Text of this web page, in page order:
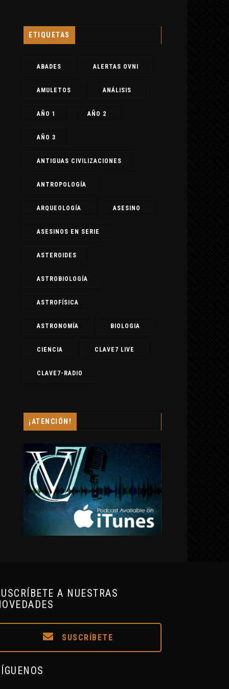
ETIQUETAS
ABADES ALERTAS OVNI
AMULETOS ANÁLISIS
AÑO 1 AÑO 2
AÑO 3
ANTIGUAS CIVILIZACIONES
ANTROPOLOGÍA
ARQUEOLOGÍA ASESINO
ASESINOS EN SERIE
ASTEROIDES
ASTROBIOLOGÍA
ASTROFÍSICA
ASTRONOMÍA BIOLOGIA
CIENCIA CLAVE7 LIVE
CLAVE7-RADIO
¡ATENCIÓN!
A NUESTRAS
SUSCRÍBETE